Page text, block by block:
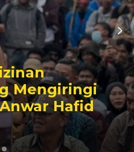
Mengiringi
Hafid